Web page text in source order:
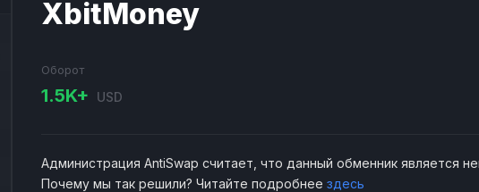
XbitMoney
Оборот
1.5K+ USD
Администрация AntiSwap считает, что данный обменник является
Почему мы так решили? Читайте подробнее здесь